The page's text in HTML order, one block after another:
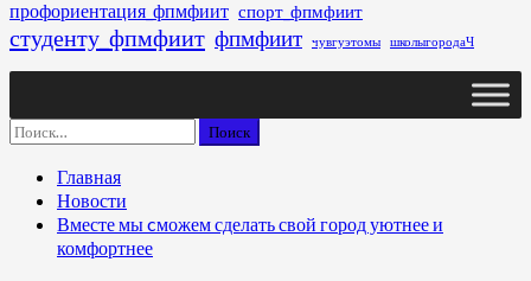
профориентация_фпмфиит спорт_фпмфиит
студенту_фпмфиит фпмфиит чувгуэтомы школыгородаЧ
Основное
Найти:
Главная
Новости
Вместе мы cможем сделать свой город уютнее и
комфортнее